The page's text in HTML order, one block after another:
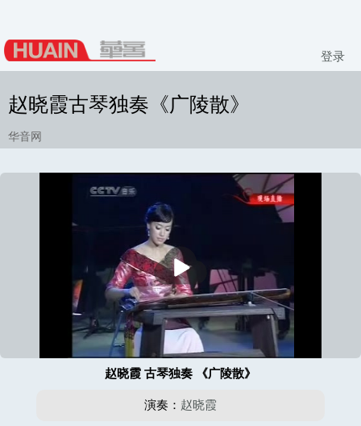
登录
赵晓霞古琴独奏《广陵散》
华音网
播
放
赵晓霞 古琴独奏 《广陵散》
演奏： 赵晓霞